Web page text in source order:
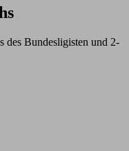
des Bundesligisten und 2-